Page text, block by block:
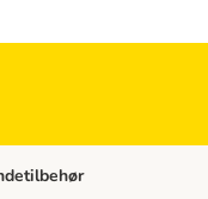
kategori menu: Hundefoder